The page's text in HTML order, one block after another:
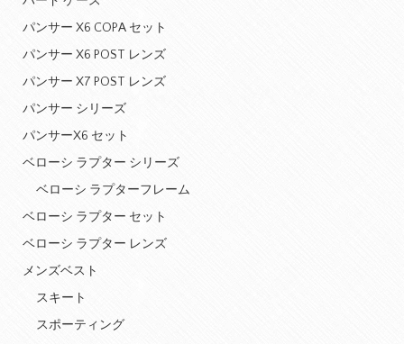
パンサー X6 COPA セット
パンサー X6 POST レンズ
パンサー X7 POST レンズ
パンサー シリーズ
パンサーX6 セット
ベローシ ラプター シリーズ
ベローシ ラプターフレーム
ベローシ ラプター セット
ベローシ ラプター レンズ
メンズベスト
スキート
スポーティング